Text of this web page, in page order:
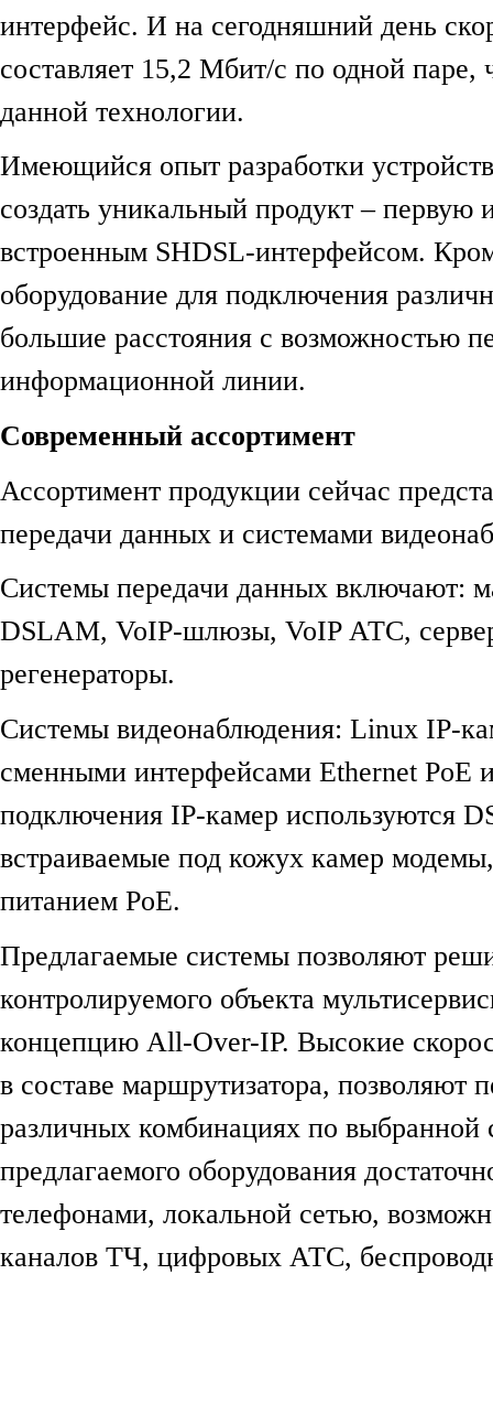
интерфейс. И на сегодняшний день
составляет 15,2 Мбит/c по одной
данной технологии.
Имеющийся опыт разработки
создать уникальный продукт –
встроенным SHDSL-интерфейсом.
оборудование для подключения
большие расстояния с возможностью
информационной линии.
Современный ассортимент
Ассортимент продукции сейчас
передачи данных и системами
Системы передачи данных включают:
DSLAM, VoIP-шлюзы, VoIP АТС,
регенераторы.
Системы видеонаблюдения: Linux IP-
сменными интерфейсами Ethernet PoE
подключения IP-камер используются
встраиваемые под кожух камер
питанием PoE.
Предлагаемые системы позволяют
контролируемого объекта
концепцию All-Over-IP. Высокие
в составе маршрутизатора, позволяют
различных комбинациях по выбранной
предлагаемого оборудования
телефонами, локальной сетью,
каналов ТЧ, цифровых АТС,